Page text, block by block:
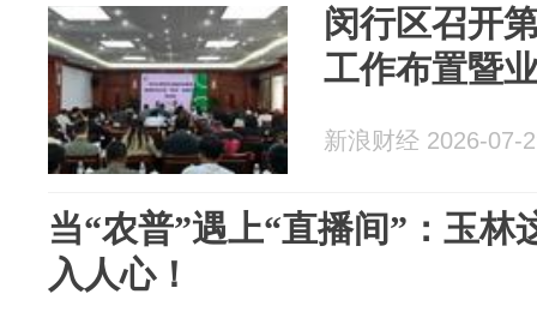
闵行区召开
工作布置暨
新浪财经 2026-07-
当“农普”遇上“直播间”：玉林
入人心！